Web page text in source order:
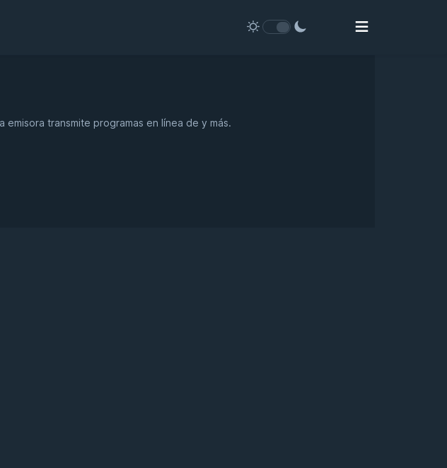
transmite programas en línea de y más.